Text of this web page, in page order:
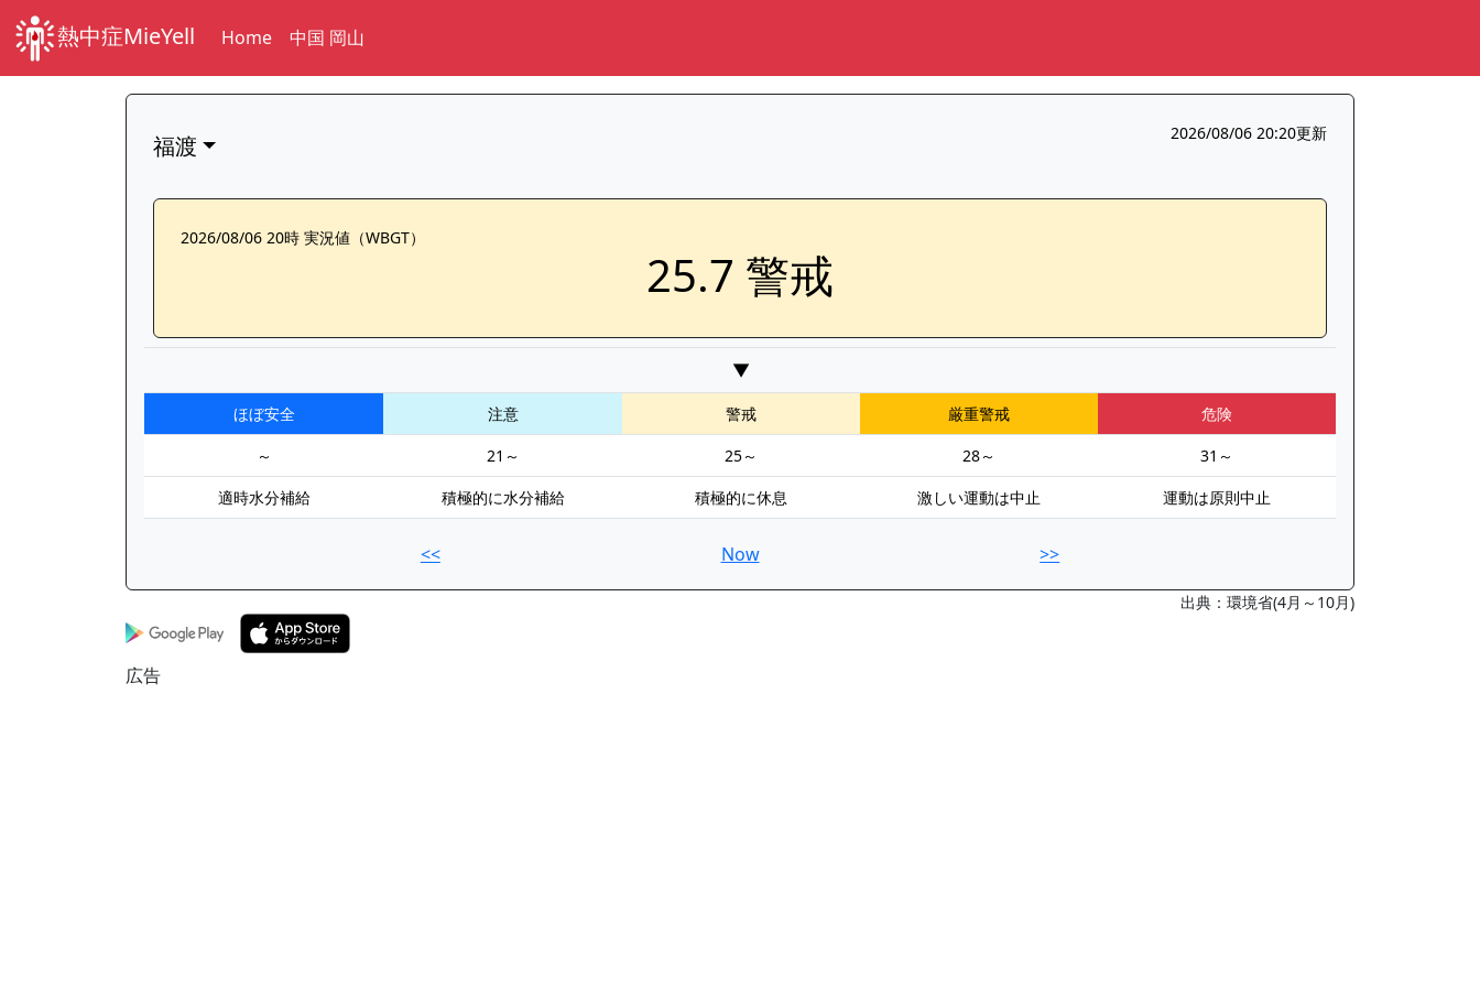
熱中症MieYell Home 中国 岡山
福渡 2026/08/06 20:20更新
2026/08/06 20時 実況値（WBGT）
25.7 警戒
▼
ほぼ安全 注意 警戒 厳重警戒
危険
～
21～ 25～ 28～
31～
適時水分補給
積極的に水分補給 積極的に休息 激しい運動は中止 運動は原則中止
<< Now >>
出典：環境省(4月～10月)
広告